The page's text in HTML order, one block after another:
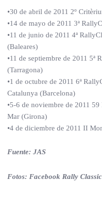
•30 de abril de 2011 2º
•14 de mayo de 2011 3ª
•11 de junio de 2011 4ª
(Baleares)
•11 de septiembre de 2011 5ª
(Tarragona)
•1 de octubre de 2011 6ª
Catalunya (Barcelona)
•5-6 de noviembre de 2011
Mar (Girona)
•4 de diciembre de 2011 II
Fuente: JAS
Fotos: Facebook Rally Classic